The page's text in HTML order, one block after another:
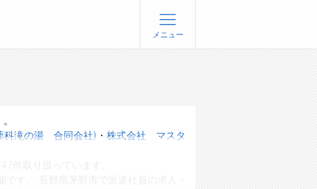
ブズゴーについて
メニュー
科滝の湯 合同会社) ・ 株式会社 マスタ
す。 長野県茅野市で派遣社員の求人・